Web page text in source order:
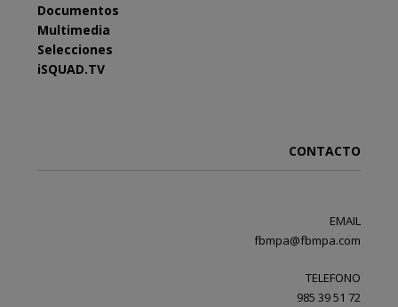
Documentos
Multimedia
Selecciones
iSQUAD.TV
CONTACTO
EMAIL
fbmpa@fbmpa.com
TELEFONO
985 39 51 72